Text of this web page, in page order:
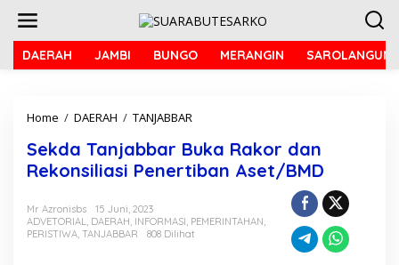
DAERAH JAMBI BUNGO MERANGIN SAROLANGUN
Home / DAERAH / TANJABBAR
k
d
a
n
Sekda Tanjabbar Buka Rakor dan
Rekonsiliasi Penertiban Aset/BMD
Mr Azronisbs
15 Juni, 2023
ADVETORIAL, DAERAH, INFORMASI, PEMERINTAHAN,
PERISTIWA, TANJABBAR 808 Dilihat